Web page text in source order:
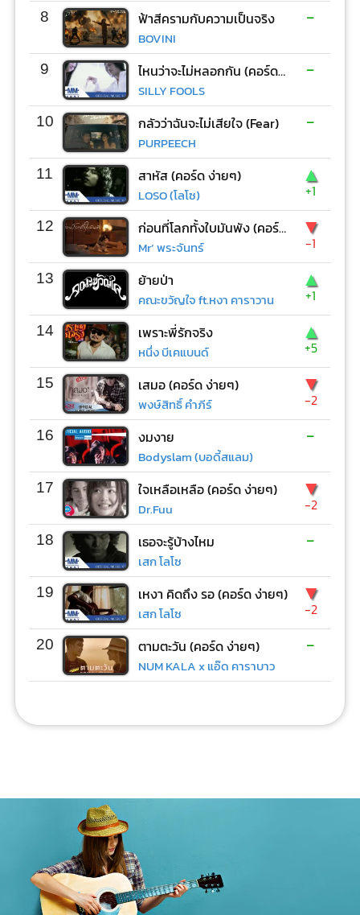
8 ฟ้าสีครามกับความเป็นจริง
BOVINI
-
9 ไหนว่าจะไม่หลอกกัน (คอร์ด ง่ายๆ)
SILLY FOOLS
-
10 กลัวว่าฉันจะไม่เสียใจ (Fear)
PURPEECH
-
11 สาหัส (คอร์ด ง่ายๆ)
LOSO (โลโซ)
▲
+1
12 ก่อนที่โลกทั้งใบมันพัง (คอร์ด ง่ายๆ)
Mr’ พระจันทร์
▼
-1
13 ย้ายป่า
คณะขวัญใจ ft.หงา คาราวาน
▲
+1
14 เพราะพี่รักจริง
หนึ่ง บีเคแบนด์
▲
+5
15 เสมอ (คอร์ด ง่ายๆ)
พงษ์สิทธิ์ คำภีร์
▼
-2
16 งมงาย
Bodyslam (บอดี้สแลม)
-
17 ใจเหลือเหลือ (คอร์ด ง่ายๆ)
Dr.Fuu
▼
-2
18 เธอจะรู้บ้างไหม
เสก โลโซ
-
19 เหงา คิดถึง รอ (คอร์ด ง่ายๆ)
เสก โลโซ
▼
-2
20 ตามตะวัน (คอร์ด ง่ายๆ)
NUM KALA x แอ๊ด คาราบาว
-